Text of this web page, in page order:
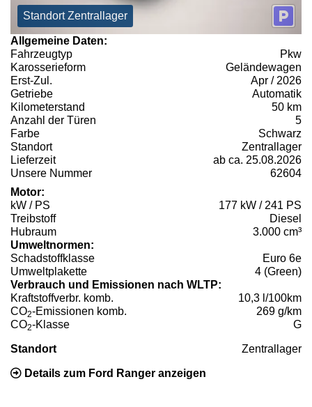
Standort Zentrallager
Allgemeine Daten:
Fahrzeugtyp
Pkw
Karosserieform
Geländewagen
Erst-Zul.
Apr / 2026
Getriebe
Automatik
Kilometerstand
50 km
Anzahl der Türen
5
Farbe
Schwarz
Standort
Zentrallager
Lieferzeit
ab ca. 25.08.2026
Unsere Nummer
62604
Motor:
kW / PS
177 kW / 241 PS
Treibstoff
Diesel
Hubraum
3.000 cm³
Umweltnormen:
Schadstoffklasse
Euro 6e
Umweltplakette
4 (Green)
Verbrauch und Emissionen nach WLTP:
Kraftstoffverbr. komb.
10,3 l/100km
CO2-Emissionen komb.
269 g/km
CO2-Klasse G
Standort Zentrallager
Details zum Ford Ranger anzeigen